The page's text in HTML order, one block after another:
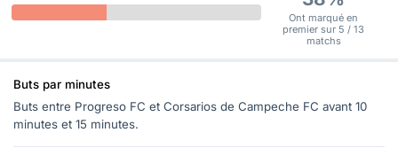
Ont marqué en
premier sur 5 / 13
matchs
Buts par minutes
Buts entre Progreso FC et Corsarios de Campeche FC avant 10
minutes et 15 minutes.